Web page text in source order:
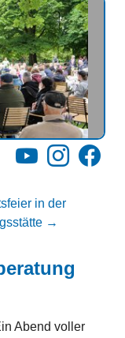
YouTubeInstagram
in der
→
Abend voller